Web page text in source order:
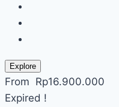
Explore
From Rp16.900.000
Expired !